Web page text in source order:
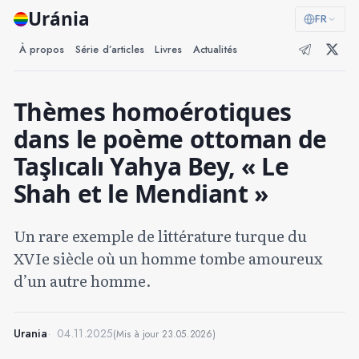
Uránia FR
À propos Série d’articles Livres Actualités
Thèmes homoérotiques
dans le poème ottoman de
Taşlıcalı Yahya Bey, « Le
Shah et le Mendiant »
Un rare exemple de littérature turque du
XVIe siècle où un homme tombe amoureux
d’un autre homme.
Urania 04.11.2025(Mis à jour 23.05.2026)